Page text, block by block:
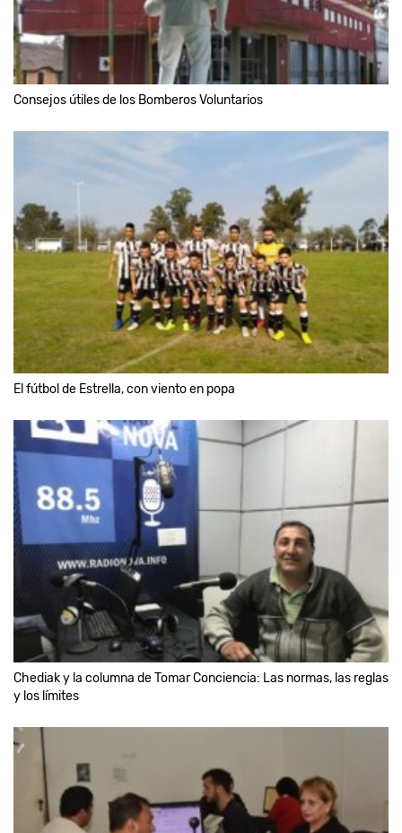
Consejos útiles de los Bomberos Voluntarios
El fútbol de Estrella, con viento en popa
Chediak y la columna de Tomar Conciencia: Las normas, las reglas
y los límites